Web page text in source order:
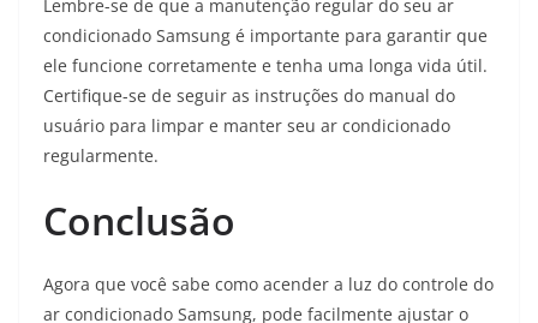
Lembre-se de que a manutenção regular do seu ar
condicionado Samsung é importante para garantir que
ele funcione corretamente e tenha uma longa vida útil.
Certifique-se de seguir as instruções do manual do
usuário para limpar e manter seu ar condicionado
regularmente.
Conclusão
Agora que você sabe como acender a luz do controle do
ar condicionado Samsung, pode facilmente ajustar o